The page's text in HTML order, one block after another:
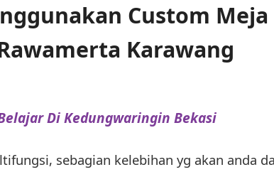
Custom Meja
Karawang
Di Kedungwaringin Bekasi
sebagian kelebihan yg akan anda